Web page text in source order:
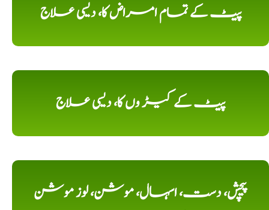
پیٹ کے تمام امراض کا، دیسی علاج
پیٹ کے کیڑ وں کا، دیسی علاج
پیچش، دست، اسہال، موشن، لوز موشن